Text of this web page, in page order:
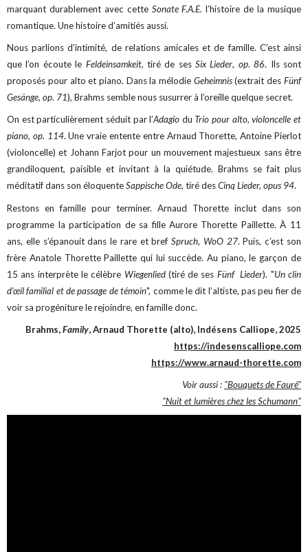
marquant durablement avec cette Sonate F.A.E. l’histoire de la musique
romantique. Une histoire d’amitiés aussi.
Nous parlions d’intimité, de relations amicales et de famille. C’est ainsi
que l’on écoute le Feldeinsamkeit, tiré de sesSix Lieder, op. 86. Ils sont
proposés pour alto et piano. Dans la mélodie Geheimnis(extrait des Fünf
Gesänge, op. 71), Brahms semble nous susurrer à l’oreille quelque secret.
On est particulièrement séduit par l’Adagio duTrio pour alto, violoncelle et
piano, op. 114. Une vraie entente entre Arnaud Thorette, Antoine Pierlot
(violoncelle) et Johann Farjot pour un mouvement majestueux sans être
grandiloquent, paisible et invitant à la quiétude. Brahms se fait plus
méditatif dans son éloquenteSappische Ode, tiré desCinq Lieder, opus 94.
Restons en famille pour terminer. Arnaud Thorette inclut dans son
programme la participation de sa fille Aurore Thorette Paillette. À 11
ans, elle s’épanouit dans le rare et brefSpruch, WoO 27. Puis, c’est son
frère Anatole Thorette Paillette qui lui succède. Au piano, le garçon de
15 ans interprète le célèbre Wiegenlied(tiré de ses Fünf Lieder). "Un clin
d’œil familial et de passage de témoin", comme le dit l’altiste, pas peu fier de
voir sa progéniture le rejoindre, en famille donc.
Brahms,Family, Arnaud Thorette (alto), Indésens Calliope, 2025
https://indesenscalliope.com
https://www.arnaud-thorette.com
Voir aussi : "Bouquets de Fauré"
"Nuit et lumières chez les Schumann"